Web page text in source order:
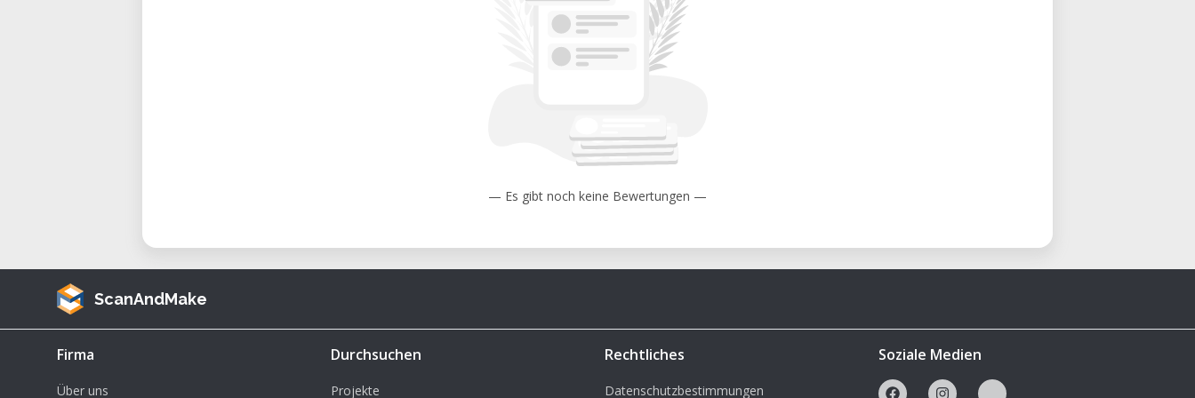
• Precisión y Velocidad Industrial: Logra cortes y grabados de alta precisión
• Amplia Área de Trabajo: Trabaja con materiales de gran formato.
preciso y eficiente.
• Acceso a Recursos Complementarios: Utiliza nuestros equipos y espacios
de trabajo especializados.
— Es gibt noch keine Bewertungen —
ScanAndMake
Firma
Über uns
Durchsuchen
Projekte
Rechtliches
Datenschutzbestimmungen
Soziale Medien